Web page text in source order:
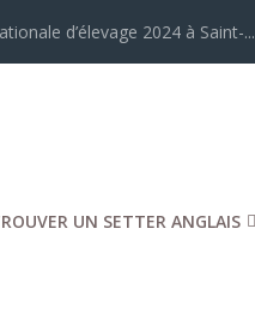
d’élevage 2024 à Saint-...
UN SETTER ANGLAIS